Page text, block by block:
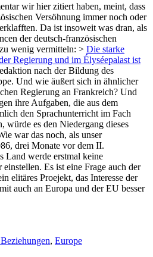
wir hier zitiert haben, meint, dass
Versöhnung immer noch oder
Da ist insoweit was dran, als
der deutsch-französischen
wenig vermitteln: > Die starke
Regierung und im Élyséepalast ist
nach der Bildung des
Und wie äußert sich in ähnlicher
Regierung an Frankreich? Und
ihre Aufgaben, die aus dem
den Sprachunterricht im Fach
würde es den Niedergang dieses
war das noch, als unser
drei Monate vor dem II.
Land werde erstmal keine
Es ist eine Frage auch der
elitäres Proejekt, das Interesse der
auch an Europa und der EU besser
, Europe